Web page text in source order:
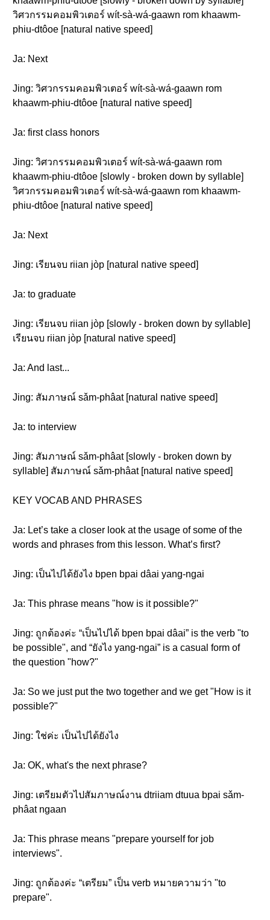
วิศวกรรมคอมพิวเตอร์ wít-sà-wá-gaawn rom khaawm-
phiu-dtôoe [natural native speed]
Ja: Next
Jing: วิศวกรรมคอมพิวเตอร์ wít-sà-wá-gaawn rom
khaawm-phiu-dtôoe [natural native speed]
Ja: first class honors
Jing: วิศวกรรมคอมพิวเตอร์ wít-sà-wá-gaawn rom
khaawm-phiu-dtôoe [slowly - broken down by syllable]
วิศวกรรมคอมพิวเตอร์ wít-sà-wá-gaawn rom khaawm-
phiu-dtôoe [natural native speed]
Ja: Next
Jing: เรียนจบ riian jòp [natural native speed]
Ja: to graduate
Jing: เรียนจบ riian jòp [slowly - broken down by syllable]
เรียนจบ riian jòp [natural native speed]
Ja: And last...
Jing: สัมภาษณ์ sǎm-phâat [natural native speed]
Ja: to interview
Jing: สัมภาษณ์ sǎm-phâat [slowly - broken down by
syllable] สัมภาษณ์ sǎm-phâat [natural native speed]
KEY VOCAB AND PHRASES
Ja: Let’s take a closer look at the usage of some of the
words and phrases from this lesson. What’s first?
Jing: เป็นไปได้ยังไง bpen bpai dâai yang-ngai
Ja: This phrase means "how is it possible?"
Jing: ถูกต้องค่ะ “เป็นไปได้ bpen bpai dâai” is the verb "to
be possible", and “ยังไง yang-ngai” is a casual form of
the question "how?"
Ja: So we just put the two together and we get "How is it
possible?"
Jing: ใช่ค่ะ เป็นไปได้ยังไง
Ja: OK, what's the next phrase?
Jing: เตรียมตัวไปสัมภาษณ์งาน dtriiam dtuua bpai sǎm-
phâat ngaan
Ja: This phrase means "prepare yourself for job
interviews".
Jing: ถูกต้องค่ะ “เตรียม” เป็น verb หมายความว่า "to
prepare".